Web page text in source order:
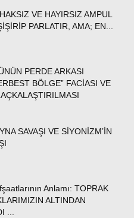
VE HAYIRSIZ AMPUL
PARLATIR, AMA; EN...
PERDE ARKASI
BÖLGE” FACİASI VE
SAVAŞI VE SİYONİZM’İN
Anlamı: TOPRAK
ALTINDAN
...